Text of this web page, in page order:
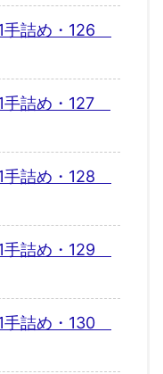
手詰め・126
詰め・127
手詰め・128
手詰め・129
手詰め・130